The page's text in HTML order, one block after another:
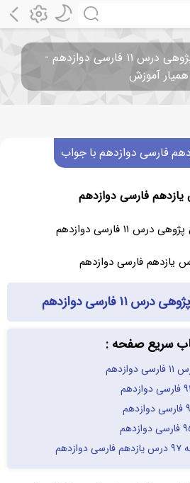
جواب کارگاه متن پژوهی درس ۱۱ فارسی دوازدهم -
همیار آموزش
فارسی دوازدهم با جواب
فارسی دوازدهم
۱۱ فارسی دوازدهم
فارسی دوازدهم
سریع صفحه :